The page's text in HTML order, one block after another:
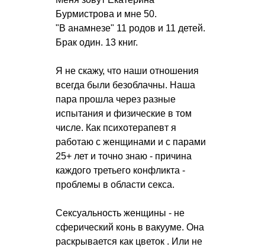
Бурмистрова и мне 50.
"В анамнезе" 11 родов и 11 детей.
Брак один. 13 книг.
Я не скажу, что наши отношения
всегда были безоблачны. Наша
пара прошла через разные
испытания и физические в том
числе. Как психотерапевт я
работаю с женщинами и с парами
25+ лет и точно знаю - причина
каждого третьего конфликта -
проблемы в области секса.
Сексуальность женщины - не
сферический конь в вакууме. Она
раскрывается как цветок . Или не